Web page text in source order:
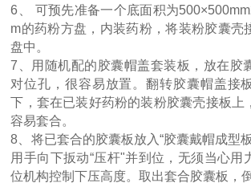
6、 可预先准备一个底面积为
m的药粉方盘，内装药粉，将装粉胶囊壳
盘中。
7、用随机配的胶囊帽盖套装板，放在胶
对位孔，很容易放置。翻转胶囊帽盖接
下，套在已装好药粉的装粉胶囊壳接板上
容易套合。
8、将已套合的胶囊板放入“胶囊戴帽成型
用手向下扳动“压杆"并到位，无须当心用
位机构控制下压高度。取出套合胶囊板，